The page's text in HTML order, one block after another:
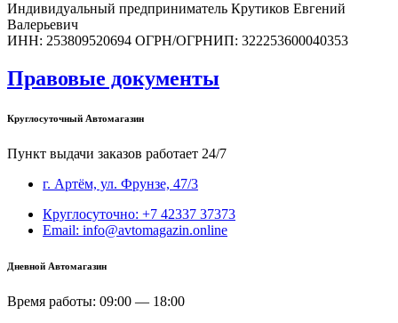
Индивидуальный предприниматель Крутиков Евгений
Валерьевич
ИНН: 253809520694 ОГРН/ОГРНИП: 322253600040353
Правовые документы
Круглосуточный Автомагазин
Пункт выдачи заказов работает 24/7
г. Артём, ул. Фрунзе, 47/3
Круглосуточно: +7 42337 37373
Email: info@avtomagazin.online
Дневной Автомагазин
Время работы: 09:00 — 18:00